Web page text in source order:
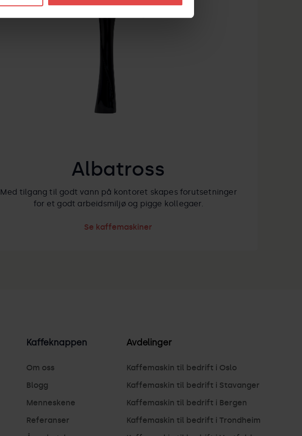
Albatross
Med tilgang til godt vann på kontoret skapes forutsetninger
for et godt arbeidsmiljø og pigge kollegaer.
Se kaffemaskiner
Kaffeknappen
Om oss
Blogg
Menneskene
Referanser
Avdelinger
Kaffemaskin til bedrift i Oslo
Kaffemaskin til bedrift i Stavanger
Kaffemaskin til bedrift i Bergen
Kaffemaskin til bedrift i Trondheim